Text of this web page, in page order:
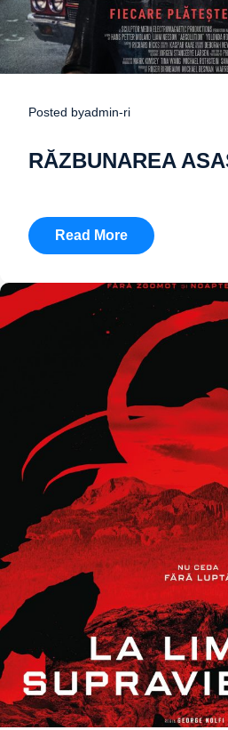
Posted byadmin-ri
RĂZBUNAREA
Read More